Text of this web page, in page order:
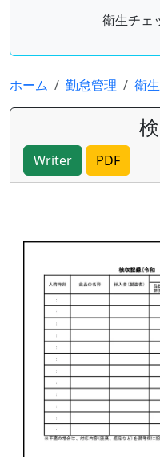
衛生チェ
ホーム 勤怠管理 衛
Writer PDF